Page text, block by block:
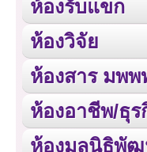
ห้องรับแขก
ห้องวิจัย
ห้องสาร มพพ
ห้องอาชีพ/ธุร
ห้องมูลนิธิพั